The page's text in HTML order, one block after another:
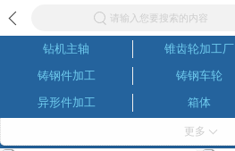
请输入您要搜索的内容
钻机主轴 锥齿轮加工厂
铸钢件加工
铸钢车轮
异形件加工
箱体
数控车床加工
更多